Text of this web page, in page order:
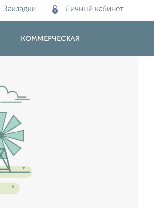
Закладки Личный кабинет
КОММЕРЧЕСКАЯ